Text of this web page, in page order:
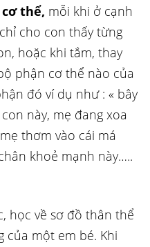
thể, mỗi khi ở cạnh
cho con thấy từng
hoặc khi tắm, thay
phận cơ thể nào của
đó ví dụ như : « bây
này, mẹ đang xoa
thơm vào cái má
khoẻ mạnh này…..
học về sơ đồ thân thể
một em bé. Khi